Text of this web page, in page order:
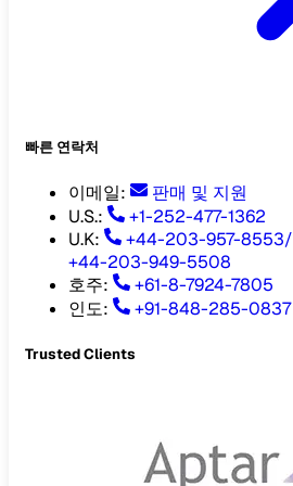
빠른 연락처
이메일:
판매 및 지원
U.S.:
+1-252-477-1362
U.K:
+44-203-957-8553/
+44-203-949-5508
호주:
+61-8-7924-7805
인도: +91-848-285-0837
Trusted Clients